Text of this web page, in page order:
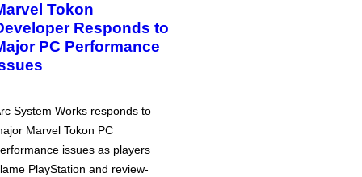
Tokon
Responds to
PC Performance
System Works responds to
Marvel Tokon PC
issues as players
PlayStation and review-